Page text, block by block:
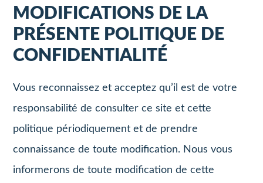
MODIFICATIONS DE LA
PRÉSENTE POLITIQUE DE
CONFIDENTIALITÉ
Vous reconnaissez et acceptez qu’il est de votre
responsabilité de consulter ce site et cette
politique périodiquement et de prendre
connaissance de toute modification. Nous vous
informerons de toute modification de cette